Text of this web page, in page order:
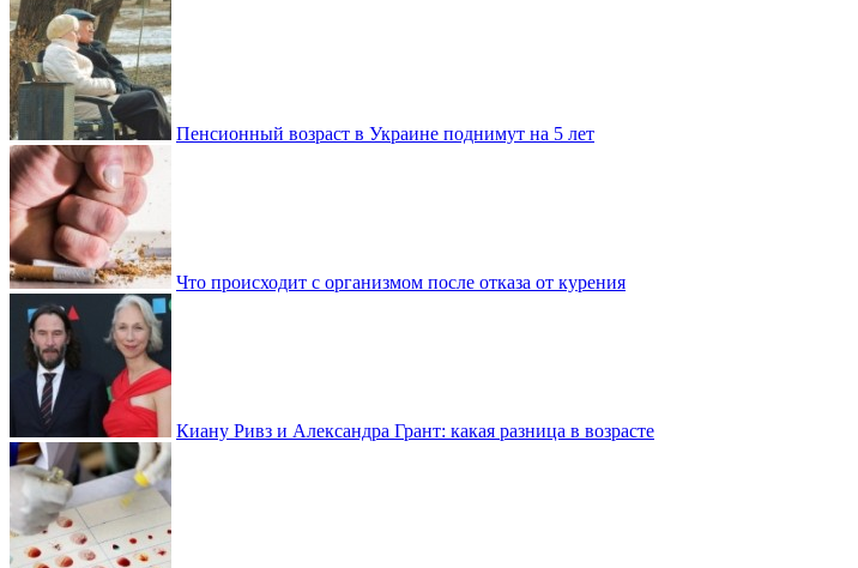
Пенсионный возраст в Украине поднимут на 5 лет
Что происходит с организмом после отказа от курения
Киану Ривз и Александра Грант: какая разница в возрасте